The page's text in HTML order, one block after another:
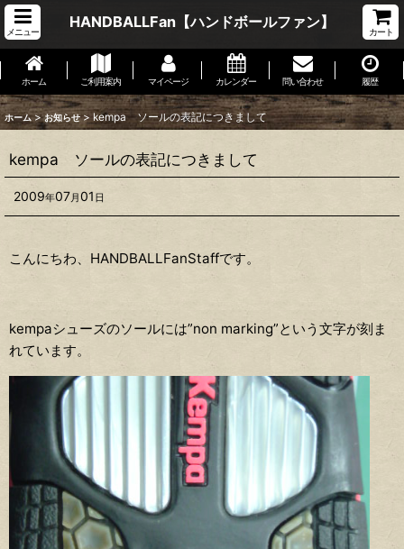
メニュー
HANDBALLFan【ハンドボールファン】
カート
ホーム ご利用案内 マイページ カレンダー 問い合わせ 履歴
ホーム > お知らせ > kempa ソールの表記につきまして
kempa ソールの表記につきまして
2009年07月01 日
こんにちわ、HANDBALLFanStaffです。
kempaシューズのソールには”non marking”という文字が刻ま
れています。